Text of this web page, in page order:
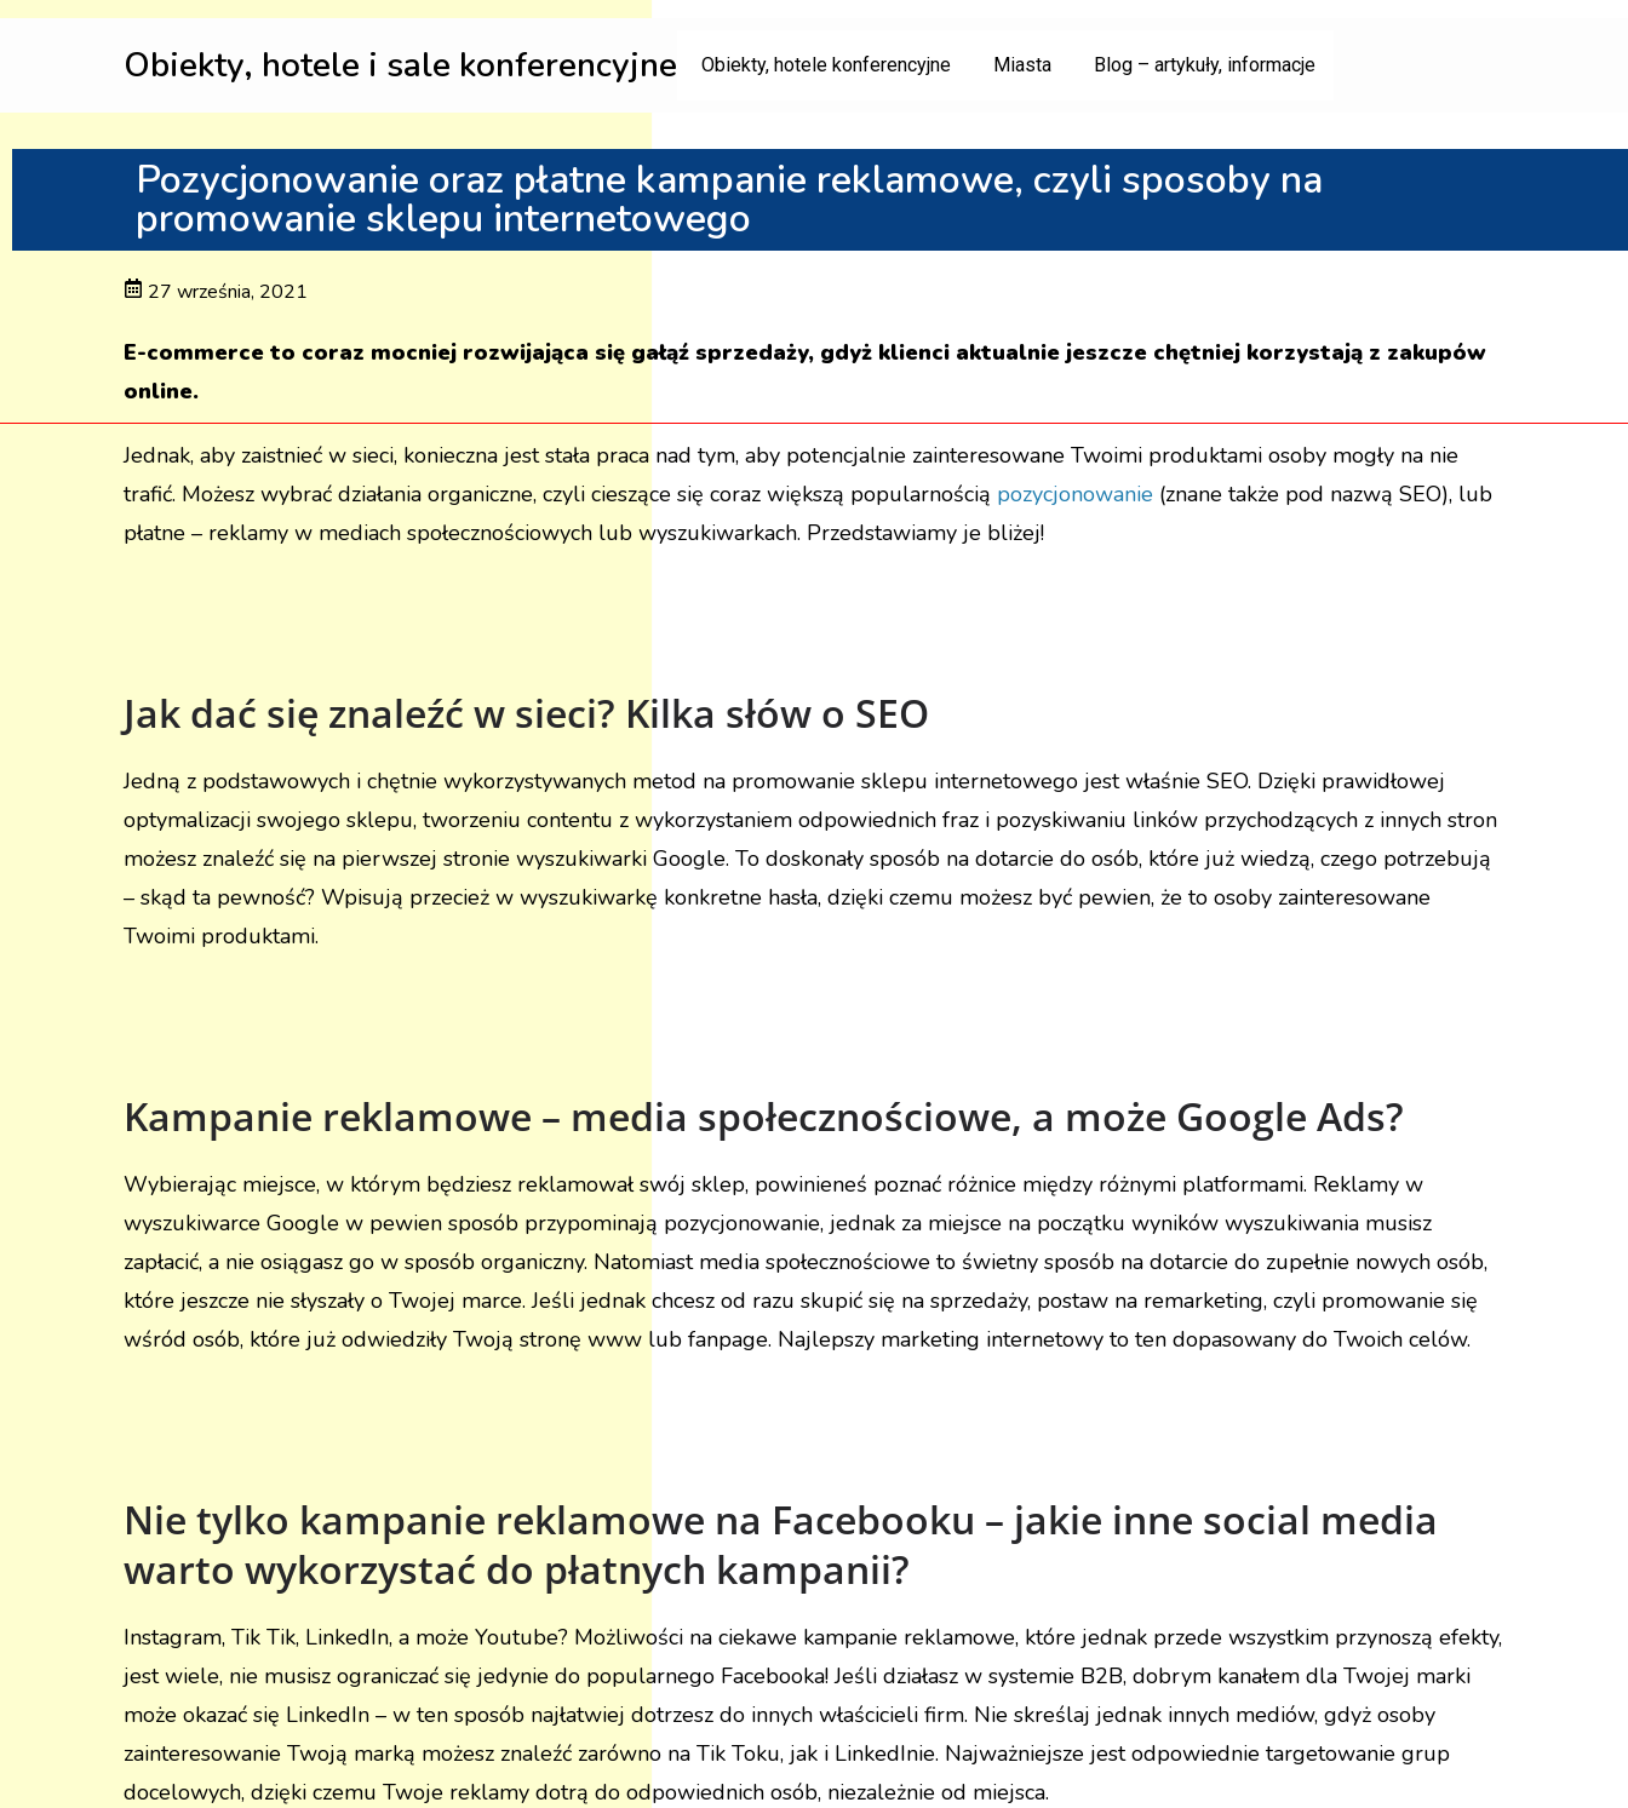
Obiekty, hotele i sale konferencyjne Obiekty, hotele konferencyjne Miasta Blog – artykuły, informacje
Pozycjonowanie oraz płatne kampanie reklamowe, czyli sposoby na
promowanie sklepu internetowego
27 września, 2021
E-commerce to coraz mocniej rozwijająca się gałąź sprzedaży, gdyż klienci aktualnie jeszcze chętniej korzystają z zakupów
online.
Jednak, aby zaistnieć w sieci, konieczna jest stała praca nad tym, aby potencjalnie zainteresowane Twoimi produktami osoby mogły na nie
trafić. Możesz wybrać działania organiczne, czyli cieszące się coraz większą popularnością pozycjonowanie (znane także pod nazwą SEO), lub
płatne – reklamy w mediach społecznościowych lub wyszukiwarkach. Przedstawiamy je bliżej!
Jak dać się znaleźć w sieci? Kilka słów o SEO
Jedną z podstawowych i chętnie wykorzystywanych metod na promowanie sklepu internetowego jest właśnie SEO. Dzięki prawidłowej
optymalizacji swojego sklepu, tworzeniu contentu z wykorzystaniem odpowiednich fraz i pozyskiwaniu linków przychodzących z innych stron
możesz znaleźć się na pierwszej stronie wyszukiwarki Google. To doskonały sposób na dotarcie do osób, które już wiedzą, czego potrzebują
– skąd ta pewność? Wpisują przecież w wyszukiwarkę konkretne hasła, dzięki czemu możesz być pewien, że to osoby zainteresowane
Twoimi produktami.
Kampanie reklamowe – media społecznościowe, a może Google Ads?
Wybierając miejsce, w którym będziesz reklamował swój sklep, powinieneś poznać różnice między różnymi platformami. Reklamy w
wyszukiwarce Google w pewien sposób przypominają pozycjonowanie, jednak za miejsce na początku wyników wyszukiwania musisz
zapłacić, a nie osiągasz go w sposób organiczny. Natomiast media społecznościowe to świetny sposób na dotarcie do zupełnie nowych osób,
które jeszcze nie słyszały o Twojej marce. Jeśli jednak chcesz od razu skupić się na sprzedaży, postaw na remarketing, czyli promowanie się
wśród osób, które już odwiedziły Twoją stronę www lub fanpage. Najlepszy marketing internetowy to ten dopasowany do Twoich celów.
Nie tylko kampanie reklamowe na Facebooku – jakie inne social media
warto wykorzystać do płatnych kampanii?
Instagram, Tik Tik, LinkedIn, a może Youtube? Możliwości na ciekawe kampanie reklamowe, które jednak przede wszystkim przynoszą efekty,
jest wiele, nie musisz ograniczać się jedynie do popularnego Facebooka! Jeśli działasz w systemie B2B, dobrym kanałem dla Twojej marki
może okazać się LinkedIn – w ten sposób najłatwiej dotrzesz do innych właścicieli firm. Nie skreślaj jednak innych mediów, gdyż osoby
zainteresowanie Twoją marką możesz znaleźć zarówno na Tik Toku, jak i LinkedInie. Najważniejsze jest odpowiednie targetowanie grup
docelowych, dzięki czemu Twoje reklamy dotrą do odpowiednich osób, niezależnie od miejsca.